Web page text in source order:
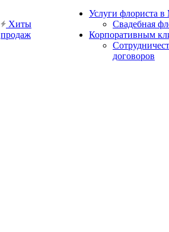
Хиты
продаж
Услуги флориста в
Свадебная
Корпоративным
договоров